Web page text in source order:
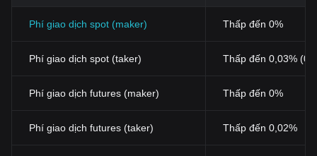
Phí giao dịch spot (maker) Thấp đến 0%
Phí giao dịch spot (taker) Thấp đến 0,03%
Phí giao dịch futures (maker) Thấp đến 0%
Phí giao dịch futures (taker) Thấp đến 0,02%